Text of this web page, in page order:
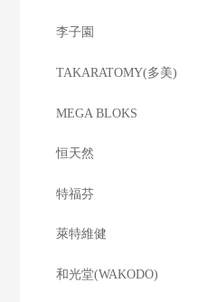
李子園
TAKARATOMY(多美)
MEGA BLOKS
恒天然
特福芬
萊特維健
和光堂(WAKODO)